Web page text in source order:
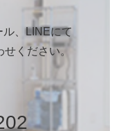
、LINEにて
ください。